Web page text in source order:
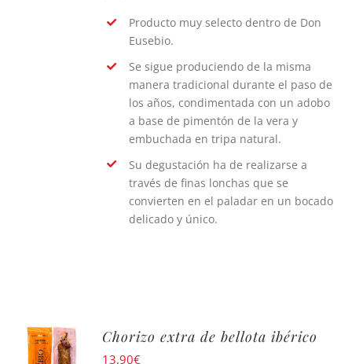
Producto muy selecto dentro de Don
Eusebio.
Se sigue produciendo de la misma
manera tradicional durante el paso de
los años, condimentada con un adobo
a base de pimentón de la vera y
embuchada en tripa natural.
Su degustación ha de realizarse a
través de finas lonchas que se
convierten en el paladar en un bocado
delicado y único.
AÑADIR
Chorizo extra de bellota ibérico
13,90€